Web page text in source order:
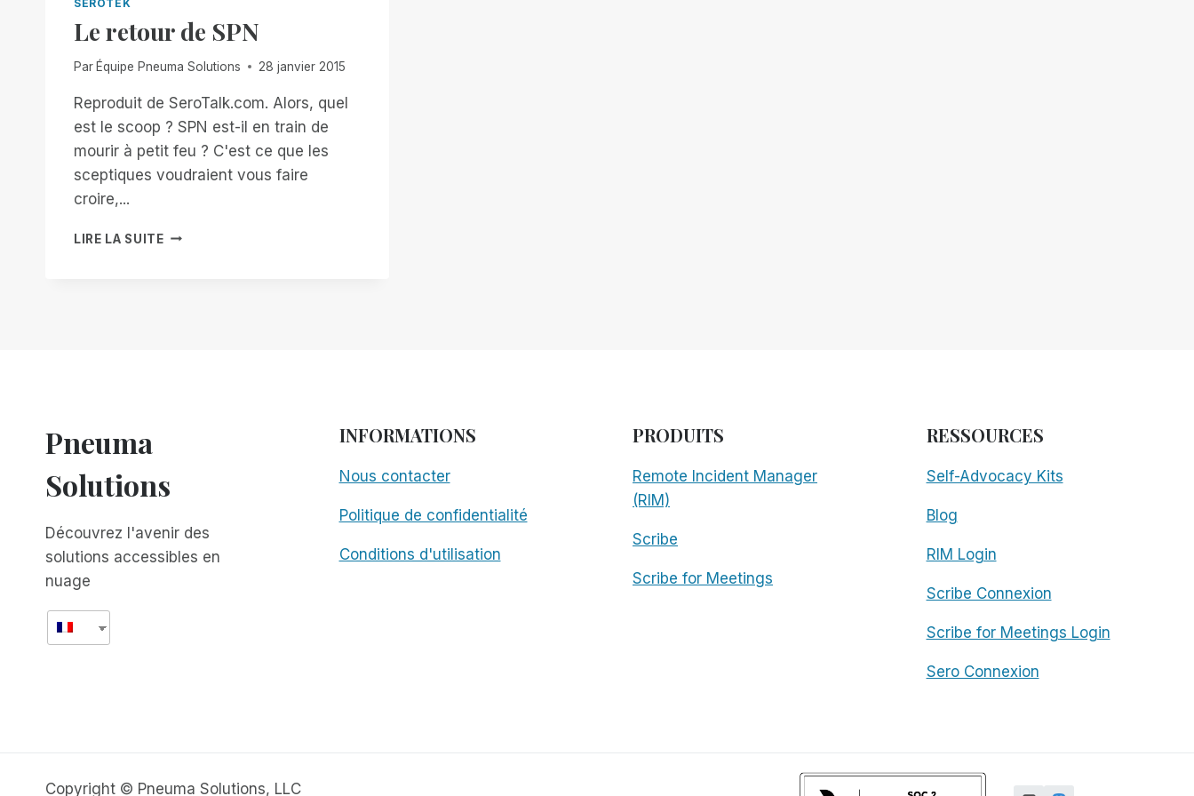
SEROTEK
Le retour de SPN
ParÉquipe Pneuma Solutions 28 janvier 2015
Reproduit de SeroTalk.com. Alors, quel
est le scoop ? SPN est-il en train de
mourir à petit feu ? C'est ce que les
sceptiques voudraient vous faire
croire,...
LIRE LA SUITELE
Pneuma
Solutions
Découvrez l'avenir des
solutions accessibles en
nuage
INFORMATIONS
Nous contacter
Politique de confidentialité
Conditions d'utilisation
PRODUITS
Remote Incident Manager
(RIM)
Scribe
Scribe for Meetings
RESSOURCES
Self-Advocacy Kits
Blog
RIM Login
Scribe Connexion
Scribe for Meetings Login
Sero Connexion
Copyright © Pneuma Solutions, LLC